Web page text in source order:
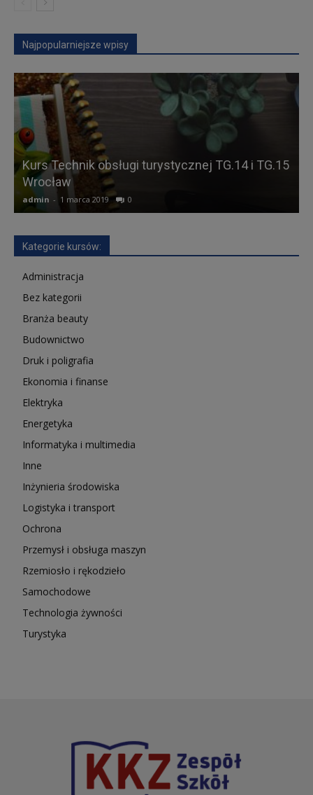
Najpopularniejsze wpisy
Kurs Technik obsługi turystycznej TG.14 i TG.15
Wrocław
admin - 1 marca 2019 0
Kategorie kursów:
Administracja
Bez kategorii
Branża beauty
Budownictwo
Druk i poligrafia
Ekonomia i finanse
Elektryka
Energetyka
Informatyka i multimedia
Inne
Inżynieria środowiska
Logistyka i transport
Ochrona
Przemysł i obsługa maszyn
Rzemiosło i rękodzieło
Samochodowe
Technologia żywności
Turystyka